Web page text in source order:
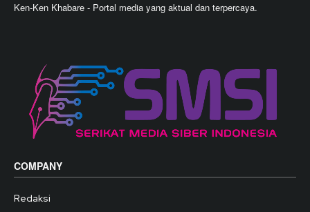
Ken-Ken Khabare - Portal media yang aktual dan terpercaya.
COMPANY
Redaksi